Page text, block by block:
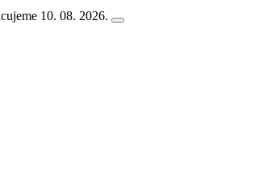
10. 08. 2026.